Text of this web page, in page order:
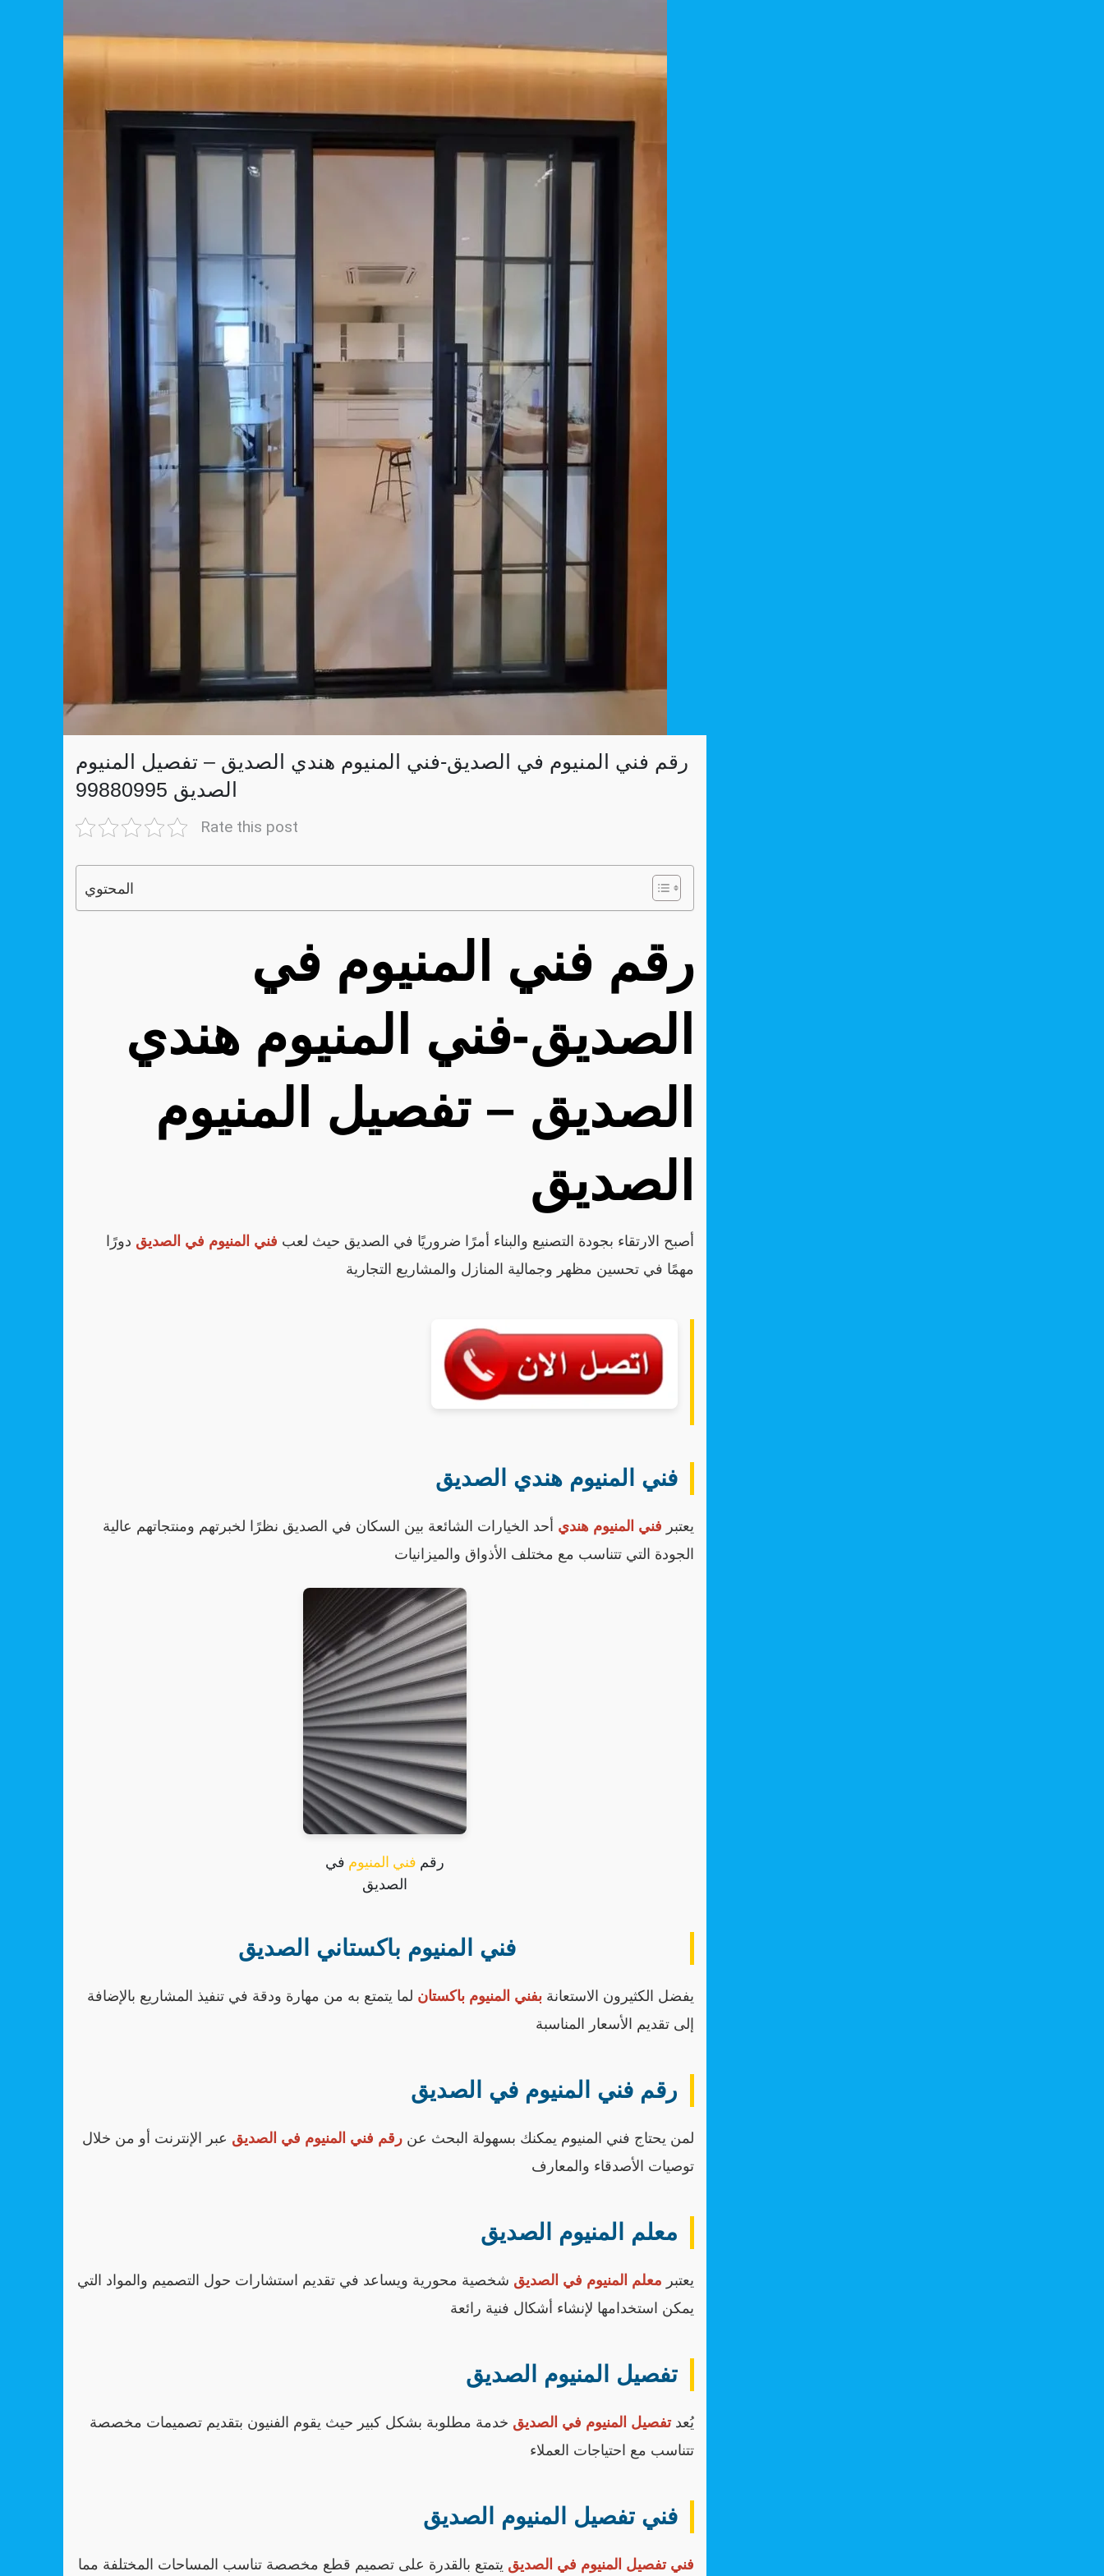
رقم فني المنيوم في الصديق-فني المنيوم هندي الصديق – تفصيل المنيوم
الصديق 99880995
Rate this post
المحتوي
الصديق-فني المنيوم هندي
الصديق – تفصيل المنيوم
الصديق
أصبح الارتقاء بجودة التصنيع والبناء أمرًا ضروريًا في الصديق حيث لعب فني المنيوم في الصديق دورًا
مهمًا في تحسين مظهر وجمالية المنازل والمشاريع التجارية
فني المنيوم هندي الصديق
يعتبر فني المنيوم هندي أحد الخيارات الشائعة بين السكان في الصديق نظرًا لخبرتهم ومنتجاتهم عالية
الجودة التي تتناسب مع مختلف الأذواق والميزانيات
رقم فني المنيوم في
الصديق
فني المنيوم باكستاني الصديق
يفضل الكثيرون الاستعانة بفني المنيوم باكستان لما يتمتع به من مهارة ودقة في تنفيذ المشاريع بالإضافة
إلى تقديم الأسعار المناسبة
رقم فني المنيوم في الصديق
لمن يحتاج فني المنيوم يمكنك بسهولة البحث عن رقم فني المنيوم في الصديق عبر الإنترنت أو من خلال
توصيات الأصدقاء والمعارف
معلم المنيوم الصديق
يعتبر معلم المنيوم في الصديق شخصية محورية ويساعد في تقديم استشارات حول التصميم والمواد التي
يمكن استخدامها لإنشاء أشكال فنية رائعة
تفصيل المنيوم الصديق
يُعدتفصيل المنيوم في الصديق خدمة مطلوبة بشكل كبير حيث يقوم الفنيون بتقديم تصميمات مخصصة
تتناسب مع احتياجات العملاء
فني تفصيل المنيوم الصديق
فني تفصيل المنيوم في الصديق يتمتع بالقدرة على تصميم قطع مخصصة تناسب المساحات المختلفة مما